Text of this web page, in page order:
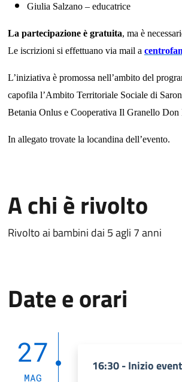
Giulia Salzano – educatrice
La partecipazione è gratuita, ma è
Le iscrizioni si effettuano via mail a
L’iniziativa è promossa nell’ambito del
capofila l’Ambito Territoriale Sociale di
Betania Onlus e Cooperativa Il Granello
In allegato trovate la locandina dell’evento.
A chi è rivolto
Rivolto ai bambini dai 5 agli 7 anni
Date e orari
27
MAG
16:30 - Inizio